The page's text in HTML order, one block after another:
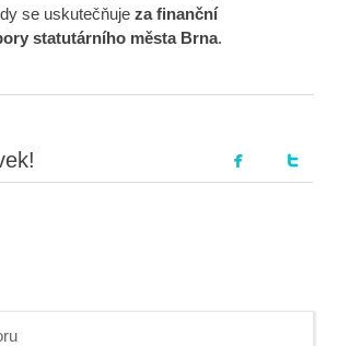
se uskutečňuje za finanční
statutárního města Brna.